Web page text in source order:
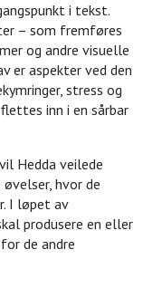
i tekst.
– som fremføres
og andre visuelle
er aspekter ved den
stress og
inn i en sårbar
Hedda veilede
hvor de
I løpet av
produsere en eller
de andre